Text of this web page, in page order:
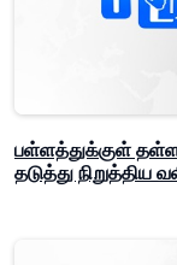
பள்ளத்துக்குள் தள்ள
தடுத்து நிறுத்திய